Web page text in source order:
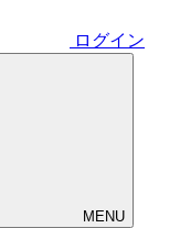
ログイン
MENU